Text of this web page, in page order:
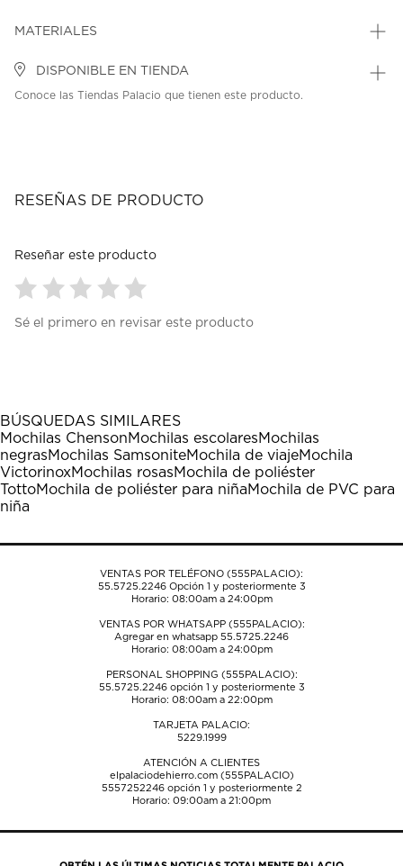
MATERIALES
DISPONIBLE EN TIENDA
Conoce las Tiendas Palacio que tienen este producto.
RESEÑAS DE PRODUCTO
Reseñar este producto
para
1
estrella
Esta
acción
abrirá
el
formulario
envío.
para
estrellas.
Esta
acción
abrirá
el
envío.
para
estrellas.
Esta
acción
abrirá
el
envío.
para
estrellas.
Esta
acción
abrirá
el
envío.
para
estrellas.
Esta
acción
abrirá
el
envío.
Sé el primero en revisar este producto
BÚSQUEDAS SIMILARES
Mochilas ChensonMochilas escolaresMochilas
negrasMochilas SamsoniteMochila de viajeMochila
VictorinoxMochilas rosasMochila de poliéster
TottoMochila de poliéster para niñaMochila de PVC para
niña
VENTAS POR TELÉFONO (555PALACIO):
55.5725.2246Opción 1 y posteriormente 3
Horario: 08:00am a 24:00pm
VENTAS POR WHATSAPP (555PALACIO):
Agregar en whatsapp 55.5725.2246
Horario: 08:00am a 24:00pm
PERSONAL SHOPPING (555PALACIO):
55.5725.2246opción 1 y posteriormente 3
Horario: 08:00am a 22:00pm
TARJETA PALACIO:
5229.1999
ATENCIÓN A CLIENTES
elpalaciodehierro.com (555PALACIO)
5557252246opción 1 y posteriormente 2
Horario: 09:00am a 21:00pm